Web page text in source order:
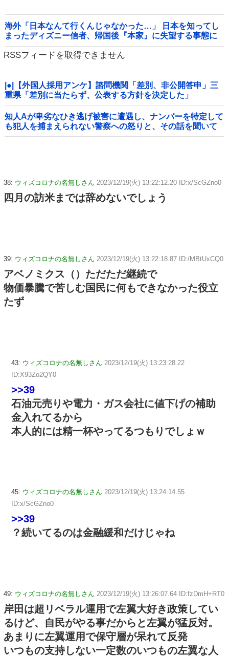
海外「日本なんて行くんじゃなかった…」 日本を知ってし
まったディズニー信者、帰国後『本家』に失望する事態に
RSSフィードを取得できません
|●|【外国人採用アンケ】諮問機関「差別、非公開答申」三
重県「差別に当たらず、公表する方針を決定した」
知人Aが卑劣なひき逃げ被害に遭遇し、ナンバーを特定して
も犯人を捕まえられない警察への怒りと、その話を聞いて
「逃げた方が得じゃん」と言い放ったBの神経がわからん
38: ウィズコロナの名無しさん 2023/12/19(火) 13:22:12.20 ID:x/ScGZno0
四月の訪米までは辞めないでしょう
39: ウィズコロナの名無しさん 2023/12/19(火) 13:22:18.87 ID:/MBtUxCQ0
アベノミクス（）ただただ継続で
物価暴騰で苦しむ国民に何もできなかった役立
たず
43: ウィズコロナの名無しさん 2023/12/19(火) 13:23:28.22
ID:X93Zo2QY0
>>39
石油元売りや電力・ガス会社に値下げの補助
金入れてるから
本人的には精一杯やってるつもりでしょｗ
45: ウィズコロナの名無しさん 2023/12/19(火) 13:24:14.55
ID:x/ScGZno0
>>39
？続いてるのは金融緩和だけじゃね
49: ウィズコロナの名無しさん 2023/12/19(火) 13:26:07.64 ID:fzDmH+RT0
岸田は超リベラル運用で左翼大好き政策してい
るけど、自民がやる事だからと左翼が猛反対。
あまりに左翼運用で保守層が呆れて反発
いつもの支持しない一定数のいつもの左翼な人